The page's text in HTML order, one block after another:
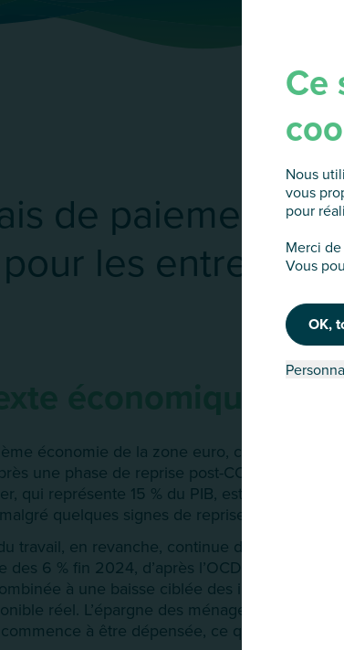
de paiement,
les
économie de la zone euro, connaît une
une phase de reprise post-COVID, la
qui représente 15 % du PIB, est en difficulté,
quelques signes de reprise.
travail, en revanche, continue de s’améliorer.
des 6 % fin 2024, d’après l’OCDE, un niveau
à une baisse ciblée des impôts et à un
réel. L’épargne des ménages, encore
à être dépensée, ce qui favorise la
Ce
Nous
vous
pour
Merci
Vous
OK,